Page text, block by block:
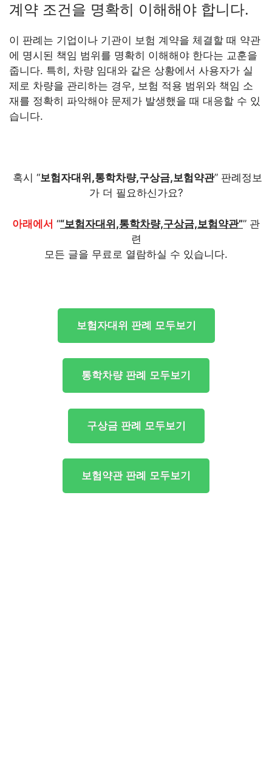
계약 조건을 명확히 이해해야 합니다.
이 판례는 기업이나 기관이 보험 계약을 체결할 때 약관
에 명시된 책임 범위를 명확히 이해해야 한다는 교훈을
줍니다. 특히, 차량 임대와 같은 상황에서 사용자가 실
제로 차량을 관리하는 경우, 보험 적용 범위와 책임 소
재를 정확히 파악해야 문제가 발생했을 때 대응할 수 있
습니다.
혹시 “보험자대위,통학차량,구상금,보험약관” 판례정보
가 더 필요하신가요?
아래에서 ““보험자대위,통학차량,구상금,보험약관”” 관
련
모든 글을 무료로 열람하실 수 있습니다.
보험자대위 판례 모두보기
통학차량 판례 모두보기
구상금 판례 모두보기
보험약관 판례 모두보기